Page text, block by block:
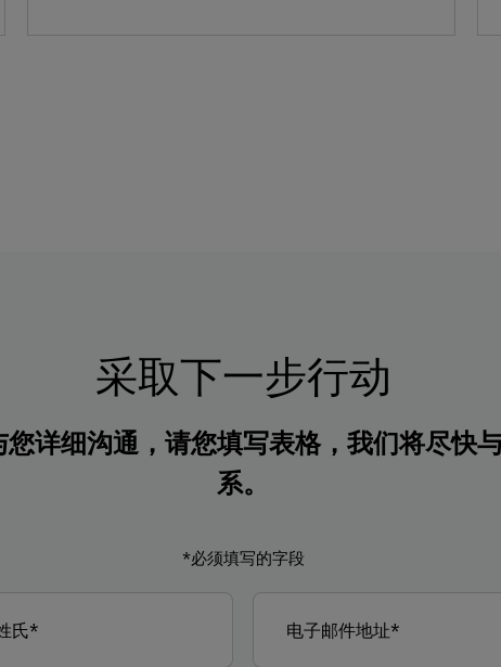
采取下一步行动
详细沟通，请您填写表格，我们将尽快
系。
*必须填写的字段